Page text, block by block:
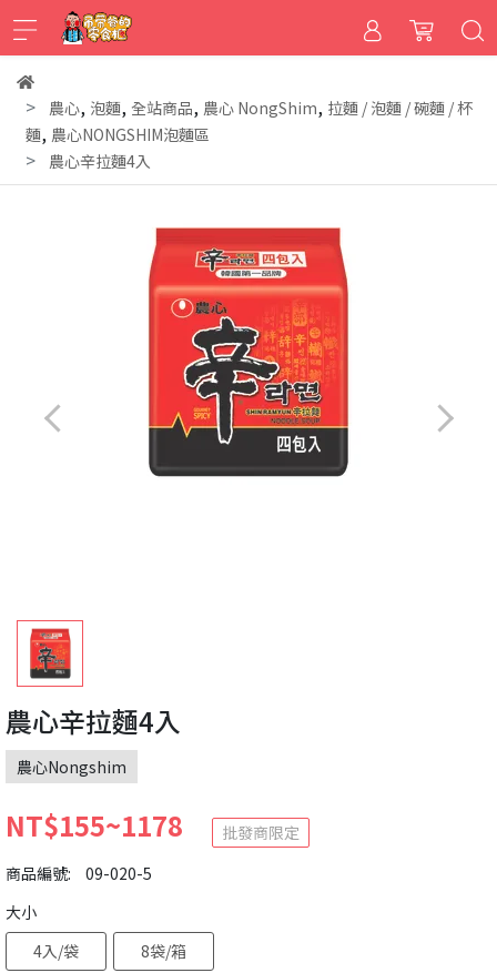
農心, 泡麵, 全站商品, 農心 NongShim, 拉麵 / 泡麵 / 碗麵 / 杯
麵, 農心NONGSHIM泡麵區
農心辛拉麵4入
農心辛拉麵4入
農心Nongshim
NT$155~1178
批發商限定
商品編號:
09-020-5
大小
4入/袋
8袋/箱